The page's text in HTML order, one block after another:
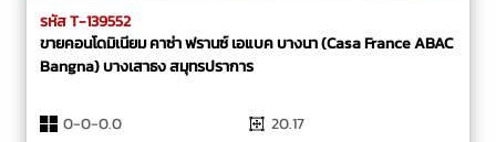
รหัส T-139552
ขายคอนโดมิเนียม คาซ่า ฟรานซ์ เอแบค บางนา (Casa France ABAC
Bangna) บางเสาธง สมุทรปราการ
0-0-0.0
20.17